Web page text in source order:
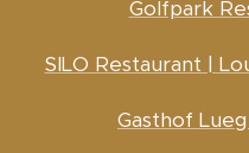
Golfpark
SILO Restaurant |
Gasthof